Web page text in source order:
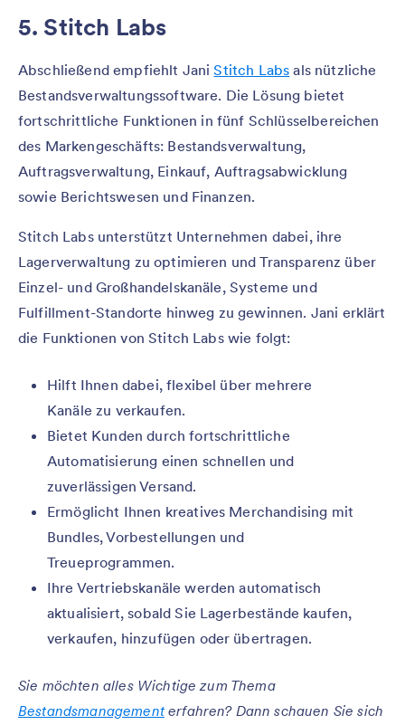
5. Stitch Labs
Abschließend empfiehlt JaniStitch Labs als nützliche
Bestandsverwaltungssoftware. Die Lösung bietet
fortschrittliche Funktionen in fünf Schlüsselbereichen
des Markengeschäfts: Bestandsverwaltung,
Auftragsverwaltung, Einkauf, Auftragsabwicklung
sowie Berichtswesen und Finanzen.
Stitch Labs unterstützt Unternehmen dabei, ihre
Lagerverwaltung zu optimieren und Transparenz über
Einzel- und Großhandelskanäle, Systeme und
Fulfillment-Standorte hinweg zu gewinnen. Jani erklärt
die Funktionen von Stitch Labs wie folgt:
Hilft Ihnen dabei, flexibel über mehrere
Kanäle zu verkaufen.
Bietet Kunden durch fortschrittliche
Automatisierung einen schnellen und
zuverlässigen Versand.
Ermöglicht Ihnen kreatives Merchandising mit
Bundles, Vorbestellungen und
Treueprogrammen.
Ihre Vertriebskanäle werden automatisch
aktualisiert, sobald Sie Lagerbestände kaufen,
verkaufen, hinzufügen oder übertragen.
Sie möchten alles Wichtige zum Thema
Bestandsmanagementerfahren? Dann schauen Sie sich